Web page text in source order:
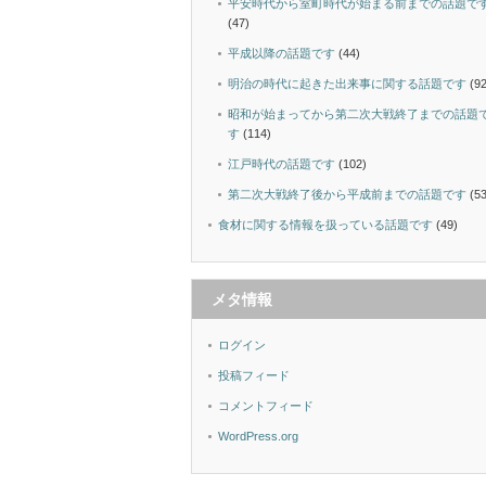
平安時代から室町時代が始まる前までの話題で
(47)
平成以降の話題です (44)
明治の時代に起きた出来事に関する話題です
昭和が始まってから第二次大戦終了までの話題
す (114)
江戸時代の話題です (102)
第二次大戦終了後から平成前までの話題です
食材に関する情報を扱っている話題です (49)
メタ情報
ログイン
投稿フィード
コメントフィード
WordPress.org